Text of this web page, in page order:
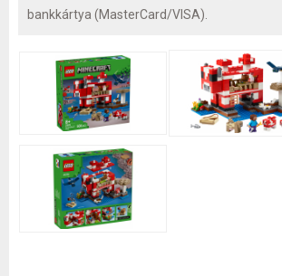
bankkártya (MasterCard/VISA).